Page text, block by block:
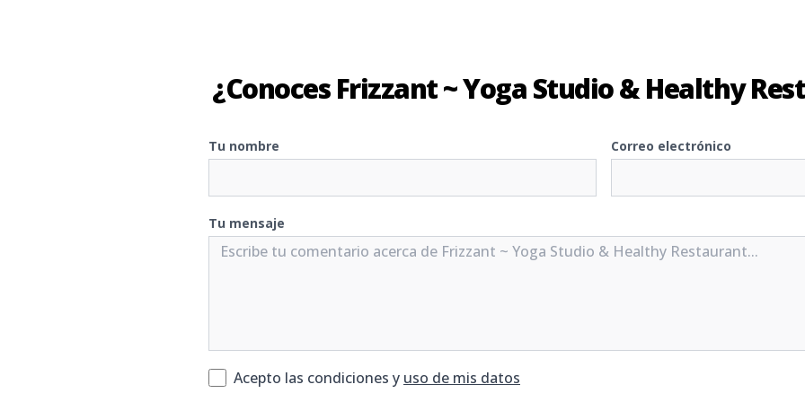
¿Conoces Frizzant ~ Yoga Studio & Healthy
Tu nombre Correo electrónico
Tu mensaje
Acepto las condiciones y uso de mis datos